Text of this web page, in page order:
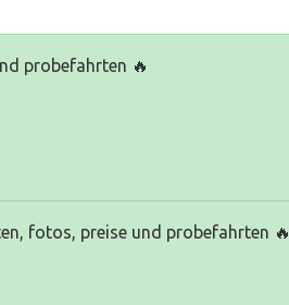
probefahrten 🔥
fotos, preise und probefahrten 🔥